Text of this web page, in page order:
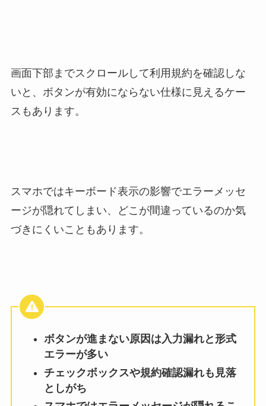
画面下部までスクロールして利用規約を確認しな
いと、ボタンが有効にならない仕様に見えるケー
スもあります。
スマホではキーボード表示の影響でエラーメッセ
ージが隠れてしまい、どこが間違っているのか気
づきにくいこともあります。
ボタンが進まない原因は入力漏れと形式
エラーが多い
チェックボックスや規約確認漏れも見落
としがち